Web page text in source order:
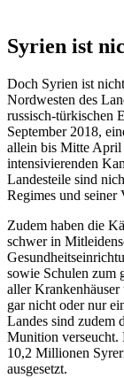
Syrien ist
Doch Syrien ist
Nordwesten des
russisch-türkischen
September 2018,
allein bis Mitte April
intensivierenden
Landesteile sind
Regimes und seiner
Zudem haben die
schwer in
sowie Schulen zum
aller
gar nicht oder nur
Landes sind zudem
Munition verseucht.
10,2 Millionen
ausgesetzt.